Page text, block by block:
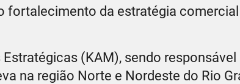
fortalecimento da estratégia
(KAM), sendo responsável
na região Norte e Nordeste do Rio